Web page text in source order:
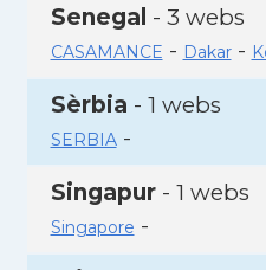
Senegal - 3 webs
CASAMANCE - Dakar-
Sèrbia - 1 webs
SERBIA-
Singapur- 1 webs
Singapore -